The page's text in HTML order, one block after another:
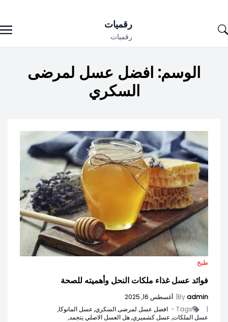
to
رقميات
رقميات
الوسم: افضل عسل لمرضى
السكري
طبخ
فوائد عسل غذاء ملكات النحل وأهميته للصحة
Byadmin
| أغسطس 16, 2025
|
Tags - افضل عسل لمرضى السكري, عسل المانوكا,
عسل الملكات, عسل كشميري,هل العسل الاصلي يتجمد,